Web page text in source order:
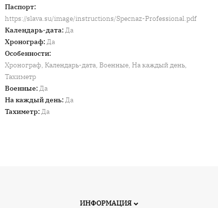
Паспорт:
https://slava.su/image/instructions/Specnaz-Professional.pdf
Календарь-дата: Да
Хронограф: Да
Особенности:
Хронограф, Календарь-дата, Военные, На каждый день,
Тахиметр
Военные: Да
На каждый день: Да
Тахиметр: Да
ИНФОРМАЦИЯ